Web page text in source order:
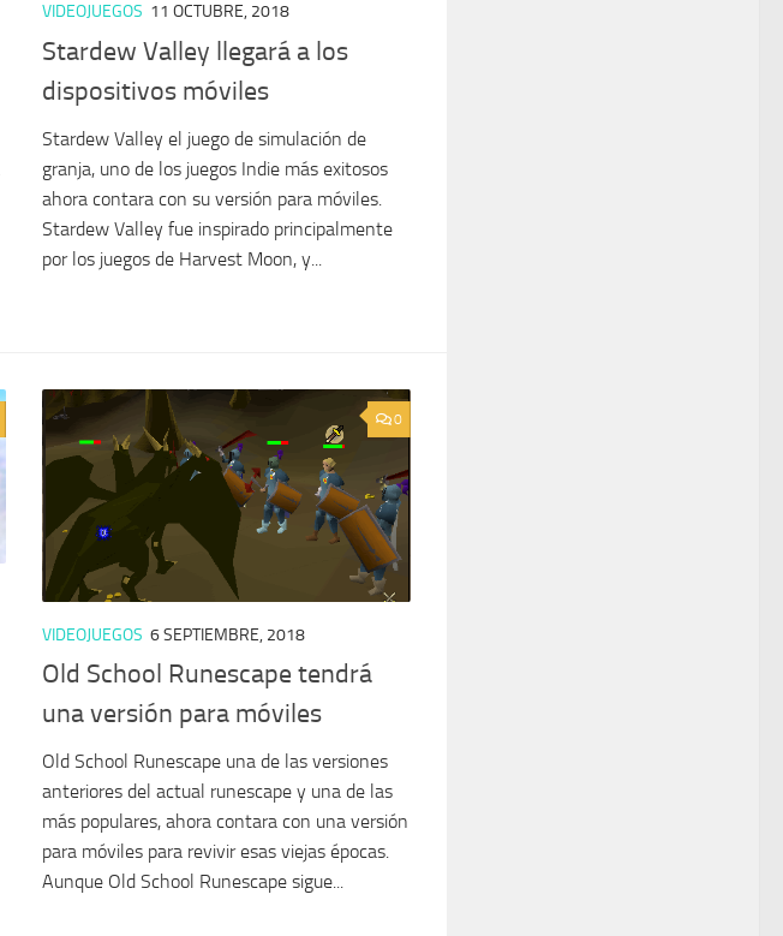
VIDEOJUEGOS 11 OCTUBRE, 2018
Stardew Valley llegará a los
dispositivos móviles
Stardew Valley el juego de simulación de
granja, uno de los juegos Indie más exitosos
ahora contara con su versión para móviles.
Stardew Valley fue inspirado principalmente
por los juegos de Harvest Moon, y...
0
VIDEOJUEGOS 6 SEPTIEMBRE, 2018
Old School Runescape tendrá
una versión para móviles
Old School Runescape una de las versiones
anteriores del actual runescape y una de las
más populares, ahora contara con una versión
para móviles para revivir esas viejas épocas.
Aunque Old School Runescape sigue...